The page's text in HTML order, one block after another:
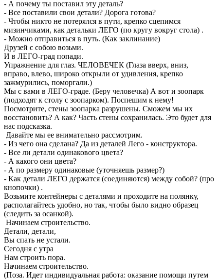
- А почему ты поставил эту деталь?
- Все поставили свои детали? Дорога готова?
- Чтобы никто не потерялся в пути, крепко сцепимся
мизинчиками, как детальки ЛЕГО (по кругу вокруг стола) .
- Можно отправиться в путь. (Как заклинание)
Друзей с собою возьми.
И в ЛЕГО-град попади.
Упражнение для глаз. ЧЕЛОВЕЧЕК (Глаза вверх, вниз,
вправо, влево, широко открыли от удивления, крепко
зажмурились, поморгали.)
Мы с вами в ЛЕГО-граде. (Беру человечка) А вот и зоопарк
(подходят к столу с зоопарком). Поспешим к нему!
Посмотрите, стены зоопарка разрушены. Сможем мы их
восстановить? А как? Часть стены сохранилась. Это будет для
нас подсказка.
Давайте мы ее внимательно рассмотрим.
- Из чего она сделана? Да из деталей Лего - конструктора.
- Все ли детали одинакового цвета?
- А какого они цвета?
- А по размеру одинаковые (уточняешь размер?)
- Как детали ЛЕГО держатся (соединяются) между собой? (про
кнопочки) .
Возьмите контейнеры с деталями и проходите на полянку,
располагайтесь удобно, но так, чтобы было видно образец
(следить за осанкой).
Начинаем строительство.
Детали, детали,
Вы спать не устали.
Сегодня с утра
Нам строить пора.
Начинаем строительство.
(Поза. Идет индивидуальная работа: оказание помощи путем